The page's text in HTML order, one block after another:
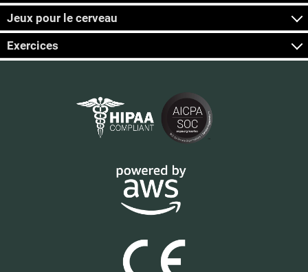
Jeux pour le cerveau
Exercices